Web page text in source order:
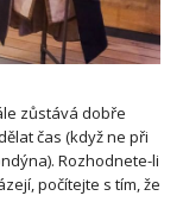
zůstává dobře
čas (když ne při
Rozhodnete-li
počítejte s tím, že